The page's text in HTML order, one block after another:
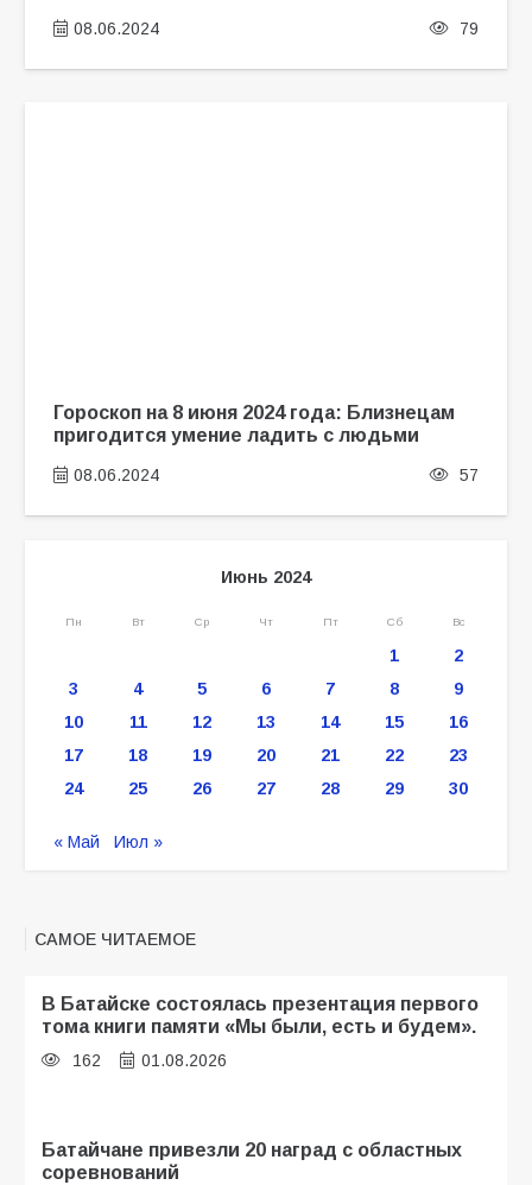
08.06.2024 79
Гороскоп на 8 июня 2024 года: Близнецам
пригодится умение ладить с людьми
08.06.2024 57
Июнь 2024
Пн Вт Ср Чт Пт Сб Вс
1
2
3
4 5 6 7 8
9
10
11 12 13 14 15
16
17
18 19 20 21 22
23
24
25 26 27 28 29 30
« Май Июл »
САМОЕ ЧИТАЕМОЕ
В Батайске состоялась презентация первого
тома книги памяти «Мы были, есть и будем».
162 01.08.2026
Батайчане привезли 20 наград с областных
соревнований